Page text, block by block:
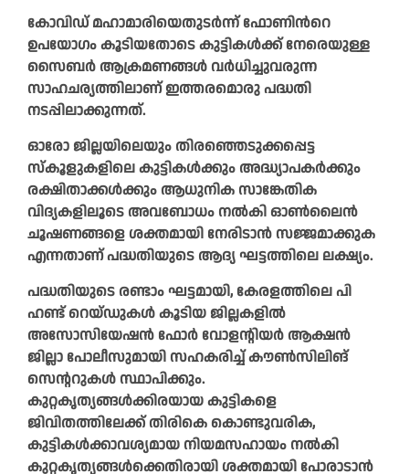
കോവിഡ് മഹാമാരിയെതുടർന്ന് ഫോണിന്‍റെ
ഉപയോഗം കൂടിയതോടെ കുട്ടികൾക്ക് നേരെയുള്ള
സൈബർ ആക്രമണങ്ങൾ വർധിച്ചുവരുന്ന
സാഹചര്യത്തിലാണ് ഇത്തരമൊരു പദ്ധതി
നടപ്പിലാക്കുന്നത്.
ഓരോ ജില്ലയിലെയും തിരഞ്ഞെടുക്കപ്പെട്ട
സ്കൂളുകളിലെ കുട്ടികൾക്കും അദ്ധ്യാപകർക്കും
രക്ഷിതാക്കൾക്കും ആധുനിക സാങ്കേതിക
വിദ്യകളിലൂടെ അവബോധം നൽകി ഓൺലൈൻ
ചൂഷണങ്ങളെ ശക്തമായി നേരിടാൻ സജ്ജമാക്കുക
എന്നതാണ് പദ്ധതിയുടെ ആദ്യ ഘട്ടത്തിലെ ലക്ഷ്യം.
പദ്ധതിയുടെ രണ്ടാം ഘട്ടമായി, കേരളത്തിലെ പി
ഹണ്ട് റെയ്ഡുകൾ കൂടിയ ജില്ലകളിൽ
അസോസിയേഷൻ ഫോർ വോളന്റിയർ ആക്ഷൻ
ജില്ലാ പോലീസുമായി സഹകരിച്ച് കൗൺസിലിങ്
സെന്ററുകൾ സ്ഥാപിക്കും.
കുറ്റകൃത്യങ്ങൾക്ക‌ിരയായ കുട്ടികളെ
ജിവിതത്തിലേക്ക് തിരികെ കൊണ്ടുവരിക,
കുട്ടികൾക്കാവശ്യമായ നിയമസഹായം നൽകി
കുറ്റകൃത്യങ്ങൾക്കെതിരായി ശക്തമായി പോരാടാൻ